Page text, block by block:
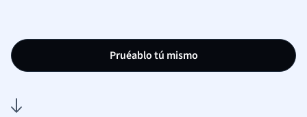
Pruéablo tú mismo